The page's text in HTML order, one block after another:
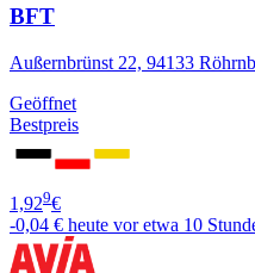
BFT
Außernbrünst 22, 94133
Geöffnet
Bestpreis
1,929€
-0,04 € heute vor etwa 10